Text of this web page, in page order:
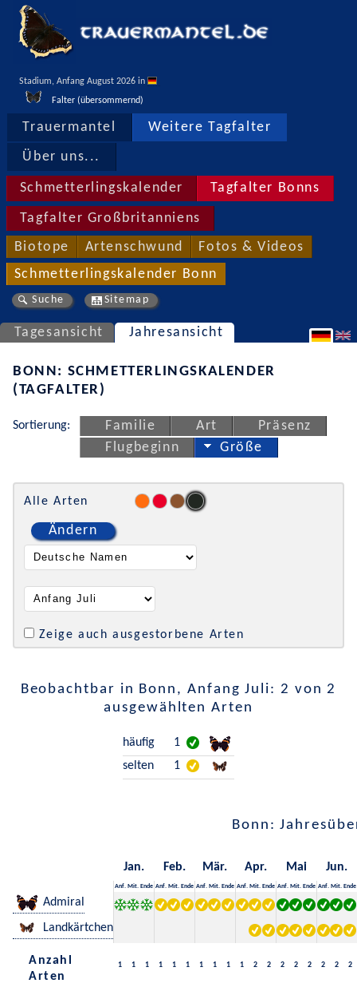
Stadium, Anfang August 2026 in
Falter (übersommernd)
Trauermantel Weitere Tagfalter
Über uns...
Schmetterlingskalender Tagfalter Bonns
Tagfalter Großbritanniens
Biotope Artenschwund Fotos & Videos
Schmetterlingskalender Bonn
Suche Sitemap
Tagesansicht Jahresansicht
BONN: SCHMETTERLINGSKALENDER
(TAGFALTER)
Sortierung: Familie Art
Präsenz
Flugbeginn
Größe
Alle Arten
Ändern
Zeige auch ausgestorbene Arten
Beobachtbar in Bonn, Anfang Juli: 2 von 2
ausgewählten Arten
häufig
1
selten
1
Bonn:
Jan. Feb. Mär. Apr. Mai Jun.
Anf. Mit. Ende Anf. Mit. Ende Anf. Mit. Ende Anf. Mit. Ende Anf. Mit. Ende Anf. Mit. Ende
Admiral
Landkärtchen
Anzahl
Arten
1 1 1 1 1 1 1 1 1 1 2 2 2 2 2 2 2 2